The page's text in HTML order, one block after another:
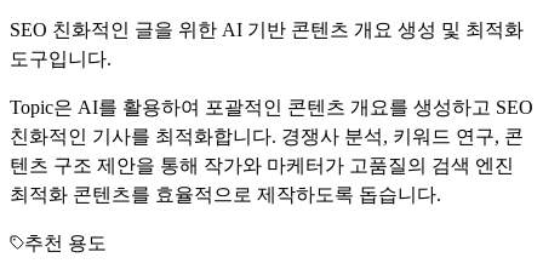
SEO 친화적인 글을 위한 AI 기반 콘텐츠 개요 생성 및 최적화
도구입니다.
Topic은 AI를 활용하여 포괄적인 콘텐츠 개요를 생성하고 SEO
친화적인 기사를 최적화합니다. 경쟁사 분석, 키워드 연구, 콘
텐츠 구조 제안을 통해 작가와 마케터가 고품질의 검색 엔진
최적화 콘텐츠를 효율적으로 제작하도록 돕습니다.
추천 용도